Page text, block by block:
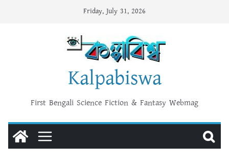
Friday, July 31, 2026
Kalpabiswa
First Bengali Science Fiction & Fantasy Webmag